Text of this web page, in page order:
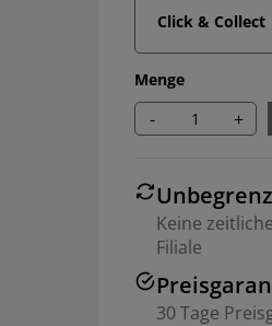
Click & Collect
Menge
- +
Keine
Filiale
30 Tage